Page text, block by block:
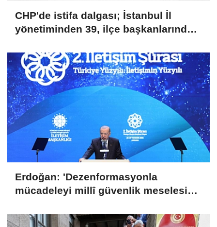
CHP'de istifa dalgası; İstanbul İl
yönetiminden 39, ilçe başkanlarından
Erdoğan: 'Dezenformasyonla
mücadeleyi millî güvenlik meselesi